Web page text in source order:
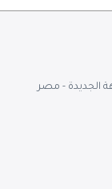
الجديدة - مصر